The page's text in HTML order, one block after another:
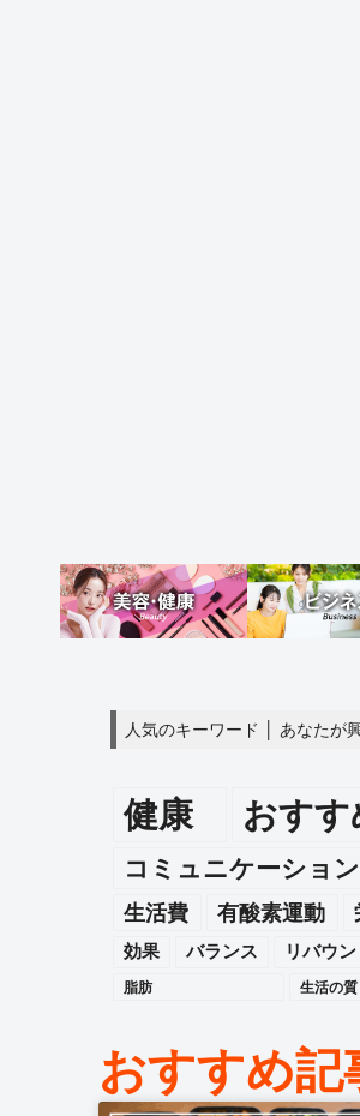
人気のキーワード │ あなたが
健康 おすす
コミュニケーション
生活費
有酸素運動
効果
バランス リバウン
脂肪 生活の質
おすすめ記